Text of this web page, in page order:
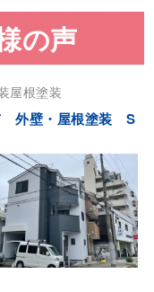
の声
屋根塗装
外壁・屋根塗装 S